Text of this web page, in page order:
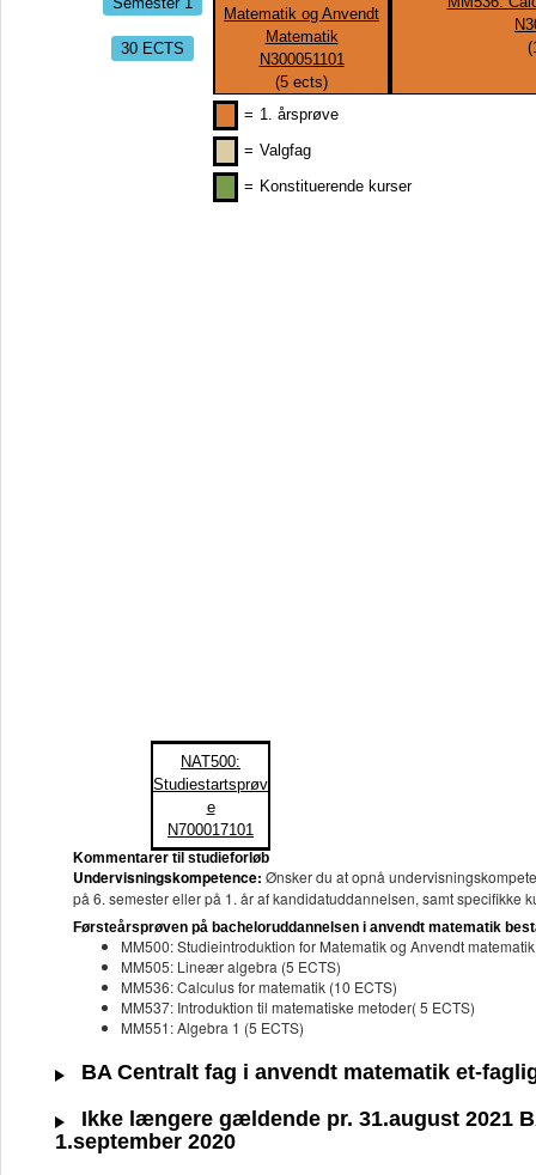
30 ECTS
Matematik og Anvendt
Matematik
N300051101
(5 ects)
(
= 1. årsprøve
= Valgfag
= Konstituerende kurser
NAT500:
Studiestartsprøv
e
N700017101
Kommentarer til studieforløb
Undervisningskompetence: Ønsker du at opnå
på 6. semester eller på 1. år af kandidatuddannelsen, samt specifikke
Førsteårsprøven på bacheloruddannelsen i anvendt matematik
MM500: Studieintroduktion for Matematik og Anvendt
MM505: Lineær algebra (5 ECTS)
MM536: Calculus for matematik (10 ECTS)
MM537: Introduktion til matematiske metoder( 5 ECTS)
MM551: Algebra 1 (5 ECTS)
BA Centralt fag i anvendt matematik et-
Ikke længere gældende pr. 31.august 2021
1.september 2020